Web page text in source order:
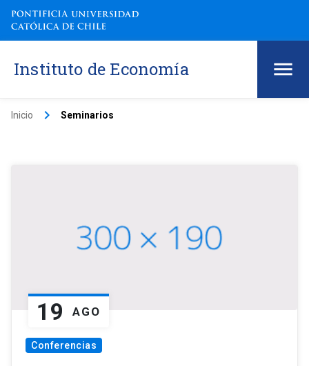
Instituto de Economía
Inicio keyboard_arrow_right Seminarios
19 AGO
Conferencias